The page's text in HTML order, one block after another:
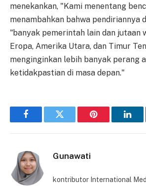
menekankan, "Kami menentang
menambahkan bahwa pendiriannya
"banyak pemerintah lain dan jutaan
Eropa, Amerika Utara, dan Timur
menginginkan lebih banyak perang
ketidakpastian di masa depan."
FacebookTwitter Pinterest
Gunawati
kontributor International